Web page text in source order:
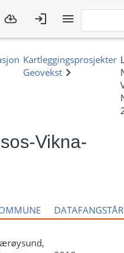
Vikna-
DATAFANGSTÅR